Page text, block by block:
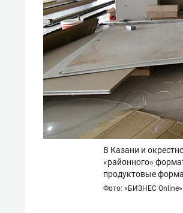
В Казани и
«районного»
продуктовые
Фото: «БИЗНЕС Online»